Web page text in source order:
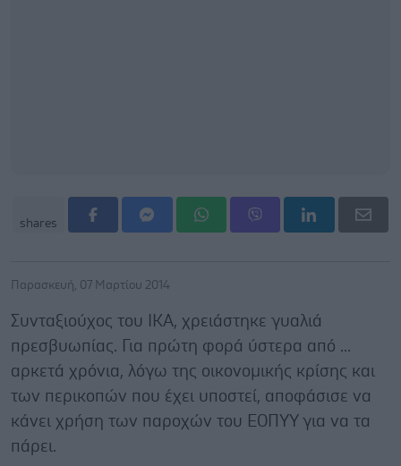
shares
Παρασκευή, 07 Μαρτίου 2014
Συνταξιούχος του ΙΚΑ, χρειάστηκε γυαλιά
πρεσβυωπίας. Για πρώτη φορά ύστερα από ...
αρκετά χρόνια, λόγω της οικονομικής κρίσης και
των περικοπών που έχει υποστεί, αποφάσισε να
κάνει χρήση των παροχών του ΕΟΠΥΥ για να τα
πάρει.